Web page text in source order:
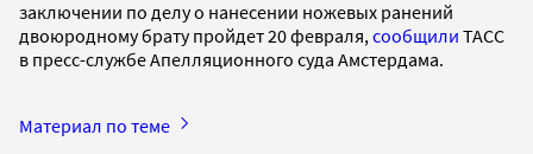
заключении по делу о нанесении ножевых ранений
двоюродному брату пройдет 20 февраля, сообщили ТАСС
в пресс-службе Апелляционного суда Амстердама.
Материал по теме